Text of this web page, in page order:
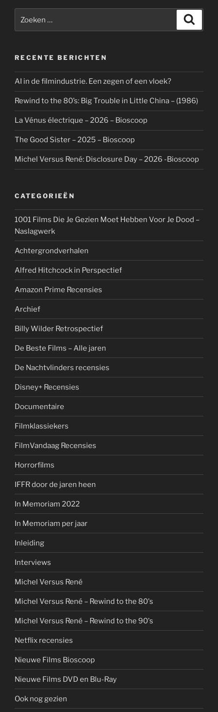
naar:
RECENTE BERICHTEN
AI in de filmindustrie. Een zegen of een vloek?
Rewind to the 80’s: Big Trouble in Little China – (1986)
La Vénus électrique – 2026 – Bioscoop
The Good Sister – 2025 – Bioscoop
Michel Versus René: Disclosure Day – 2026 -Bioscoop
CATEGORIEËN
1001 Films Die Je Gezien Moet Hebben Voor Je Dood –
Naslagwerk
Achtergrondverhalen
Alfred Hitchcock in Perspectief
Amazon Prime Recensies
Archief
Billy Wilder Retrospectief
De Beste Films – Alle jaren
De Nachtvlinders recensies
Disney+ Recensies
Documentaire
Filmklassiekers
FilmVandaag Recensies
Horrorfilms
IFFR door de jaren heen
In Memoriam 2022
In Memoriam per jaar
Inleiding
Interviews
Michel Versus René
Michel Versus René – Rewind to the 80's
Michel Versus René – Rewind to the 90's
Netflix recensies
Nieuwe Films Bioscoop
Nieuwe Films DVD en Blu-Ray
Ook nog gezien